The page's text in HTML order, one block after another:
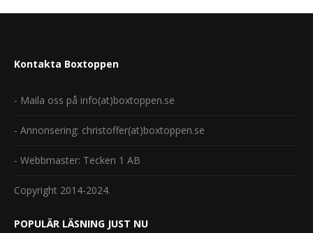
Kontakta Boxtoppen
- Maila oss på info(at)boxtoppen.se
- Annonsering: christoffer(at)boxtoppen.se
- Webbmaster: Tecken 1 AB
Copyright 2014-2024.
POPULÄR LÄSNING JUST NU